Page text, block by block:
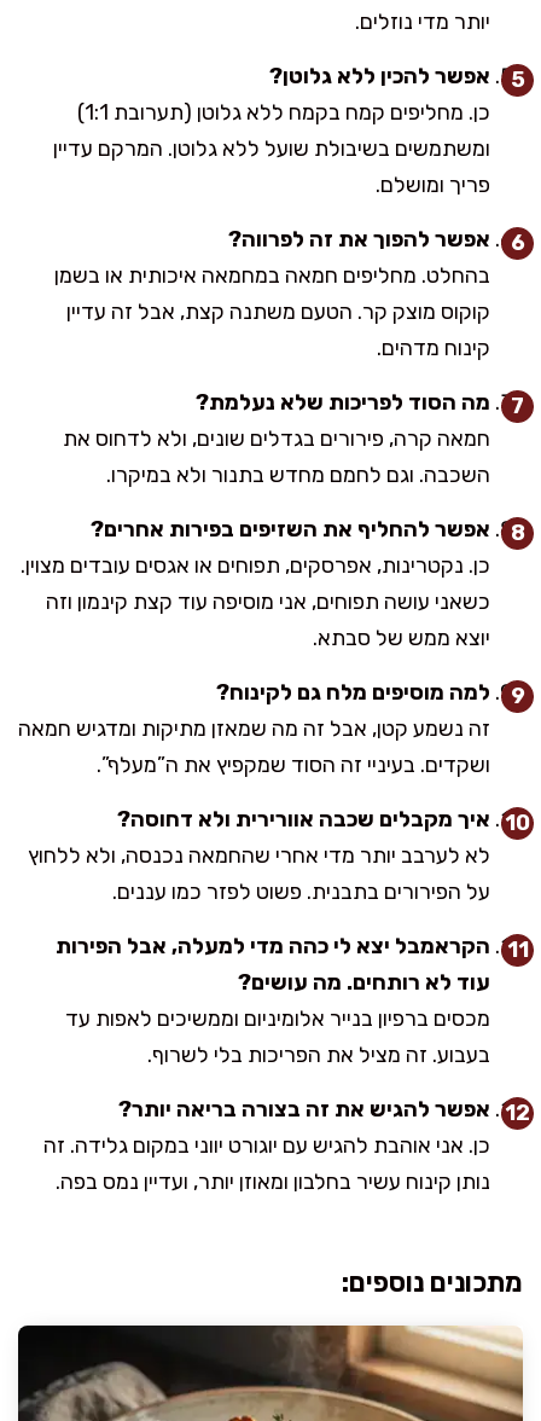
יותר מדי נוזלים.
אפשר להכין ללא גלוטן?
כן. מחליפים קמח בקמח ללא גלוטן (תערובת 1:1)
ומשתמשים בשיבולת שועל ללא גלוטן. המרקם עדיין
פריך ומושלם.
אפשר להפוך את זה לפרווה?
בהחלט. מחליפים חמאה במחמאה איכותית או בשמן
קוקוס מוצק קר. הטעם משתנה קצת, אבל זה עדיין
קינוח מדהים.
מה הסוד לפריכות שלא נעלמת?
חמאה קרה, פירורים בגדלים שונים, ולא לדחוס את
השכבה. וגם לחמם מחדש בתנור ולא במיקרו.
אפשר להחליף את השזיפים בפירות אחרים?
כן. נקטרינות, אפרסקים, תפוחים או אגסים עובדים מצוין.
כשאני עושה תפוחים, אני מוסיפה עוד קצת קינמון וזה
יוצא ממש של סבתא.
למה מוסיפים מלח גם לקינוח?
זה נשמע קטן, אבל זה מה שמאזן מתיקות ומדגיש חמאה
ושקדים. בעיניי זה הסוד שמקפיץ את ה”מעלף”.
איך מקבלים שכבה אוורירית ולא דחוסה?
לא לערבב יותר מדי אחרי שהחמאה נכנסה, ולא ללחוץ
על הפירורים בתבנית. פשוט לפזר כמו עננים.
הקראמבל יצא לי כהה מדי למעלה, אבל הפירות
עוד לא רותחים. מה עושים?
מכסים ברפיון בנייר אלומיניום וממשיכים לאפות עד
בעבוע. זה מציל את הפריכות בלי לשרוף.
אפשר להגיש את זה בצורה בריאה יותר?
כן. אני אוהבת להגיש עם יוגורט יווני במקום גלידה. זה
נותן קינוח עשיר בחלבון ומאוזן יותר, ועדיין נמס בפה.
מתכונים נוספים: